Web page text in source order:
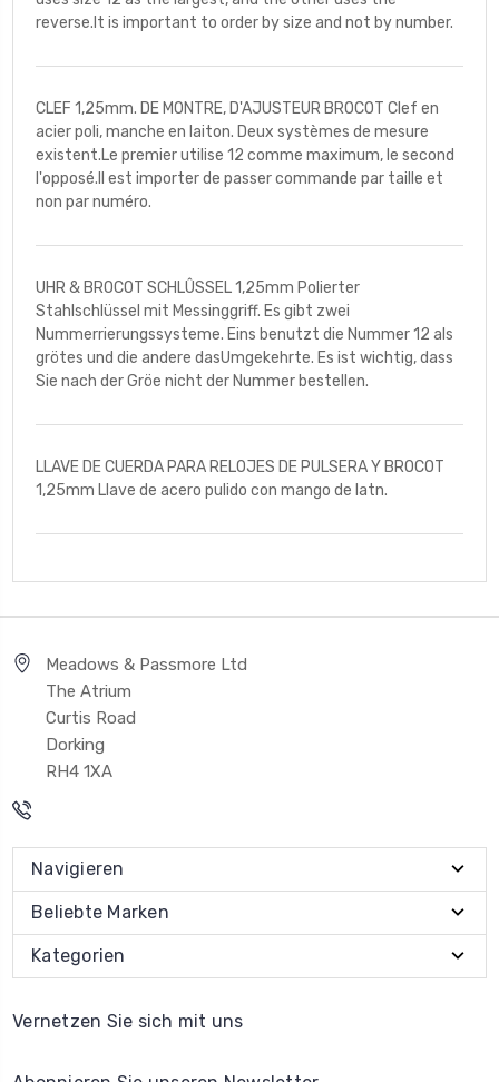
reverse.It is important to order by size and not by number.
CLEF 1,25mm. DE MONTRE, D'AJUSTEUR BROCOT Clef en
acier poli, manche en laiton. Deux systèmes de mesure
existent.Le premier utilise 12 comme maximum, le second
l'opposé.Il est importer de passer commande par taille et
non par numéro.
UHR & BROCOT SCHLÛSSEL 1,25mm Polierter
Stahlschlüssel mit Messinggriff. Es gibt zwei
Nummerrierungssysteme. Eins benutzt die Nummer 12 als
grötes und die andere dasUmgekehrte. Es ist wichtig, dass
Sie nach der Gröe nicht der Nummer bestellen.
LLAVE DE CUERDA PARA RELOJES DE PULSERA Y BROCOT
1,25mm Llave de acero pulido con mango de latn.
Meadows & Passmore Ltd
The Atrium
Curtis Road
Dorking
RH4 1XA
Navigieren
Beliebte Marken
Kategorien
Vernetzen Sie sich mit uns